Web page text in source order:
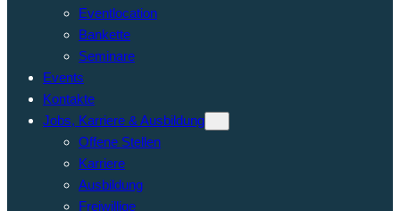
Eventlocation
Bankette
Seminare
Events
Kontakte
Jobs, Karriere & Ausbildung
Offene Stellen
Karriere
Ausbildung
Freiwillige